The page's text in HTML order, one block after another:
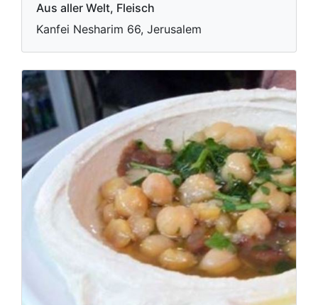
Aus aller Welt, Fleisch
Kanfei Nesharim 66, Jerusalem